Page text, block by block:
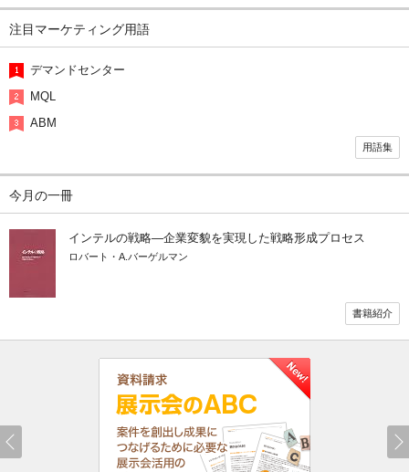
注目マーケティング用語
デマンドセンター
MQL
ABM
用語集
今月の一冊
インテルの戦略―企業変貌を実現した戦略形成プロセス
ロバート・A.バーゲルマン
書籍紹介